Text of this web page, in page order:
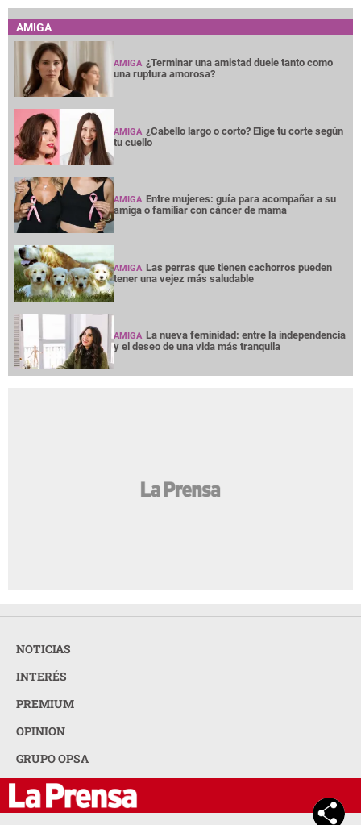
AMIGA
AMIGA ¿Terminar una amistad duele tanto como
una ruptura amorosa?
AMIGA ¿Cabello largo o corto? Elige tu corte según
tu cuello
AMIGA Entre mujeres: guía para acompañar a su
amiga o familiar con cáncer de mama
AMIGA Las perras que tienen cachorros pueden
tener una vejez más saludable
AMIGA La nueva feminidad: entre la independencia
y el deseo de una vida más tranquila
NOTICIAS
INTERÉS
PREMIUM
OPINION
GRUPO OPSA